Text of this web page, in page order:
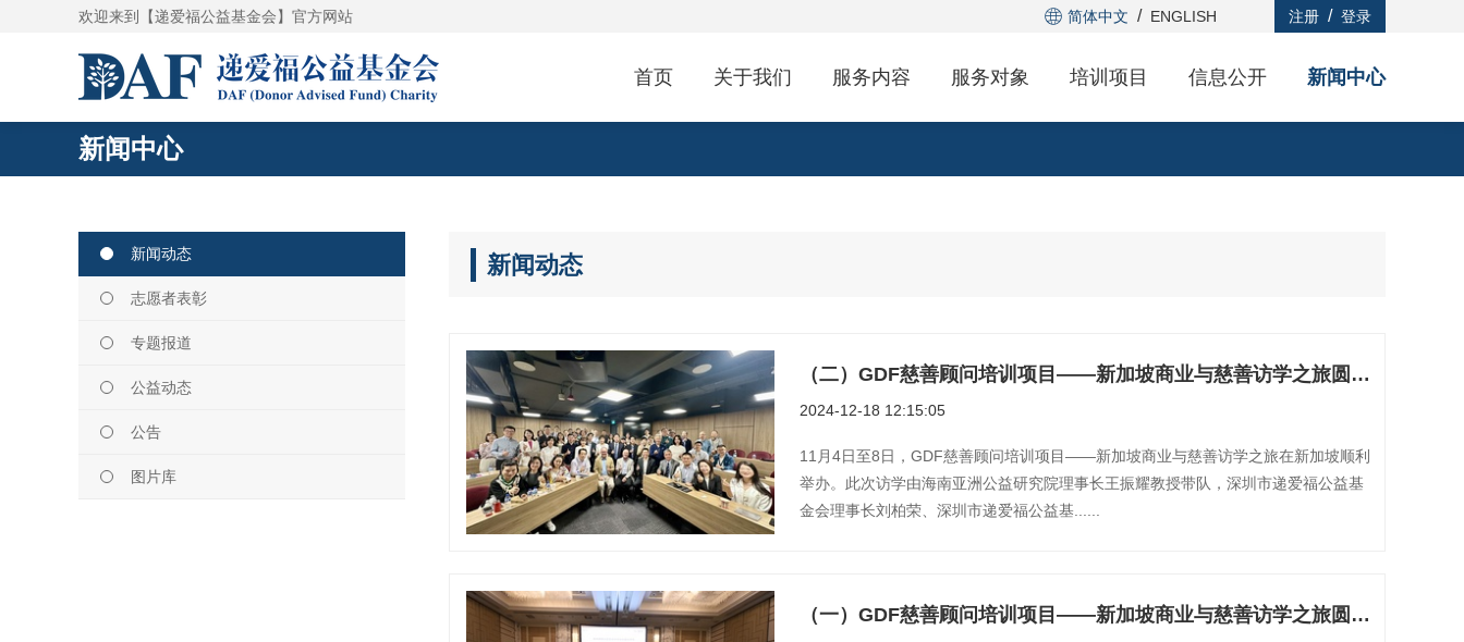
欢迎来到【递爱福公益基金会】官方网站 简体中文 / ENGLISH 注册 / 登录
首页 关于我们 服务内容 服务对象 培训项目 信息公开 新闻中心
新闻中心
新闻动态
志愿者表彰
专题报道
公益动态
公告
图片库
新闻动态
（二）GDF慈善顾问培训项目——新加坡商业与慈善访学之旅圆满结束
2024-12-18 12:15:05
11月4日至8日，GDF慈善顾问培训项目——新加坡商业与慈善访学之旅在新加坡顺利
举办。此次访学由海南亚洲公益研究院理事长王振耀教授带队，深圳市递爱福公益基
金会理事长刘柏荣、深圳市递爱福公益基......
（一）GDF慈善顾问培训项目——新加坡商业与慈善访学之旅圆满结束